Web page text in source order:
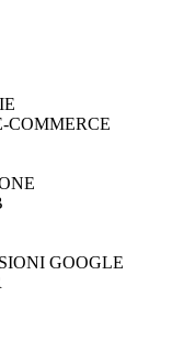
COMMERCE
GOOGLE